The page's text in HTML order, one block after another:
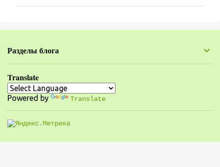
е
т
р
и
и
Разделы блога
Translate
Powered by Translate